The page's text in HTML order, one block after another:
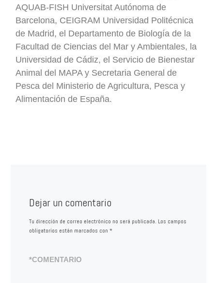
AQUAB-FISH Universitat Autónoma de
Barcelona, CEIGRAM Universidad Politécnica
de Madrid, el Departamento de Biología de la
Facultad de Ciencias del Mar y Ambientales, la
Universidad de Cádiz, el Servicio de Bienestar
Animal del MAPA y Secretaria General de
Pesca del Ministerio de Agricultura, Pesca y
Alimentación de España.
Dejar un comentario
Tu dirección de correo electrónico no será publicada. Los campos
obligatorios están marcados con *
COMENTARIO
*